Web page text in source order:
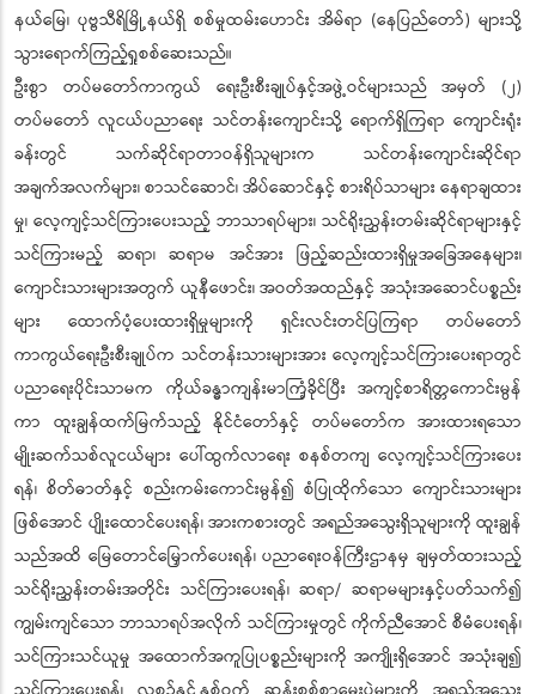
နယ်မြေ၊ ပုဗ္ဗသီရိမြို့နယ်ရှိ စစ်မှုထမ်းဟောင်း အိမ်ရာ (နေပြည်တော်) များသို့
သွားရောက်ကြည့်ရှုစစ်ဆေးသည်။
ဦးစွာ တပ်မတော်ကာကွယ် ရေးဦးစီးချုပ်နှင့်အဖွဲ့ဝင်များသည် အမှတ် (၂)
တပ်မတော် လူငယ်ပညာရေး သင်တန်းကျောင်းသို့ ရောက်ရှိကြရာ ကျောင်းရုံး
ခန်းတွင် သက်ဆိုင်ရာတာဝန်ရှိသူများက သင်တန်းကျောင်းဆိုင်ရာ
အချက်အလက်များ၊ စာသင်ဆောင်၊ အိပ်ဆောင်နှင့် စားရိပ်သာများ နေရာချထား
မှု၊ လေ့ကျင့်သင်ကြားပေးသည့် ဘာသာရပ်များ၊ သင်ရိုးညွှန်းတမ်းဆိုင်ရာများနှင့်
သင်ကြားမည့် ဆရာ၊ ဆရာမ အင်အား ဖြည့်ဆည်းထားရှိမှုအခြေအနေများ၊
ကျောင်းသားများအတွက် ယူနီဖောင်း၊ အဝတ်အထည်နှင့် အသုံးအဆောင်ပစ္စည်း
များ ထောက်ပံ့ပေးထားရှိမှုများကို ရှင်းလင်းတင်ပြကြရာ တပ်မတော်
ကာကွယ်ရေးဦးစီးချုပ်က သင်တန်းသားများအား လေ့ကျင့်သင်ကြားပေးရာတွင်
ပညာရေးပိုင်းသာမက ကိုယ်ခန္ဓာကျန်းမာကြံ့ခိုင်ပြီး အကျင့်စာရိတ္တကောင်းမွန်
ကာ ထူးချွန်ထက်မြက်သည့် နိုင်ငံတော်နှင့် တပ်မတော်က အားထားရသော
မျိုးဆက်သစ်လူငယ်များ ပေါ်ထွက်လာရေး စနစ်တကျ လေ့ကျင့်သင်ကြားပေး
ရန်၊ စိတ်ဓာတ်နှင့် စည်းကမ်းကောင်းမွန်၍ စံပြုထိုက်သော ကျောင်းသားများ
ဖြစ်အောင် ပျိုးထောင်ပေးရန်၊ အားကစားတွင် အရည်အသွေးရှိသူများကို ထူးချွန်
သည်အထိ မြေတောင်မြှောက်ပေးရန်၊ ပညာရေးဝန်ကြီးဌာနမှ ချမှတ်ထားသည့်
သင်ရိုးညွှန်းတမ်းအတိုင်း သင်ကြားပေးရန်၊ ဆရာ/ ဆရာမများနှင့်ပတ်သက်၍
ကျွမ်းကျင်သော ဘာသာရပ်အလိုက် သင်ကြားမှုတွင် ကိုက်ညီအောင် စီမံပေးရန်၊
သင်ကြားသင်ယူမှု အထောက်အကူပြုပစ္စည်းများကို အကျိုးရှိအောင် အသုံးချ၍